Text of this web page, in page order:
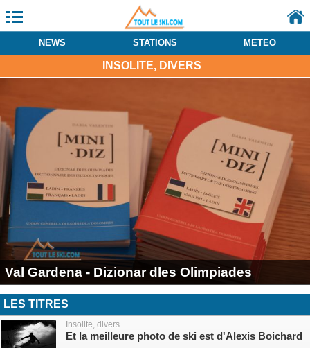
NEWS STATIONS METEO
INSOLITE, DIVERS
Val Gardena - Dizionar dles Olimpiades
LES TITRES
Insolite, divers
Et la meilleure photo de ski est d'Alexis Boichard